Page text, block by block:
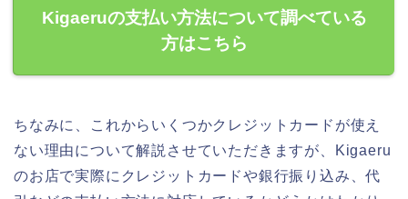
Kigaeruの支払い方法について調べている
方はこちら
ちなみに、これからいくつかクレジットカードが使え
ない理由について解説させていただきますが、Kigaeru
のお店で実際にクレジットカードや銀行振り込み、代